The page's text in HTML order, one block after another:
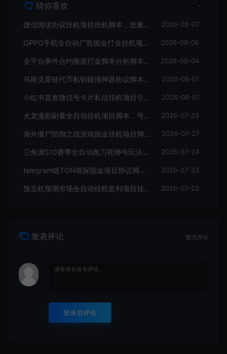
猜你喜欢
微信阅读协议挂机项目挂机脚本，批量矩阵挂机，单号一天5+ 2026-08-07
OPPO手机全自动广告掘金打金挂机项目挂机脚本，单机一天9+可批量放大 2026-08-06
全平台事件合约推送打金脚本分析脚本，号称胜率百分之90以上 2026-08-04
马斯克星链代币私钥碰撞神器协议脚本，号称单窗口收入四位数 2026-08-01
小红书直发微信号卡片私信挂机项目引流脚本，有效触达微信不检测不封号 2026-08-01
火龙漫剧刷量全自动挂机项目脚本，号称单号爆火日入100+ 2026-07-29
海外僵尸防御之战游戏掘金挂机项目脚本，单机一天150+ 2026-07-27
三角洲S10赛季全自动跑刀死绑号玩法全自动搬砖挂机项目挂机脚本，单窗口30+ 2026-07-24
telegram链TON嗅探掘金项目协议脚本，号称月入四位数 2026-07-23
预言机预测市场全自动挂机套利项目挂机脚本，日均30+USD 2026-07-22
发表评论 暂无评论
登录后评论